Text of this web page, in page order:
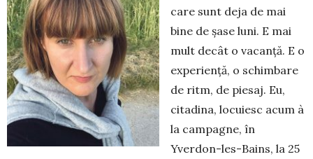
care sunt deja de mai
bine de șase luni. E mai
mult decât o vacanță. E o
experiență, o schimbare
de ritm, de piesaj. Eu,
citadina, locuiesc acum à
la campagne, în
Yverdon-les-Bains, la 25